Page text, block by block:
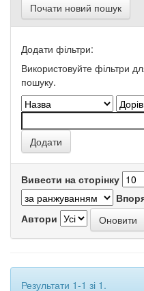
Почати новий пошук
Додати фільтри:
Використовуйте фільтри
пошуку.
Вивести на сторінку
Автори
Результати 1-1 зі 1.